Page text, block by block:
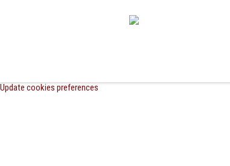
Update cookies preferences